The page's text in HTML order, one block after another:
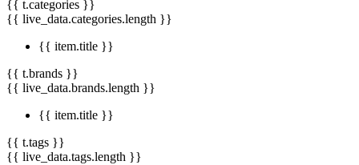
{{ t.categories }}
{{ live_data.categories.length }}
{{ item.title }}
{{ t.brands }}
{{ live_data.brands.length }}
{{ item.title }}
{{ t.tags }}
{{ live_data.tags.length }}